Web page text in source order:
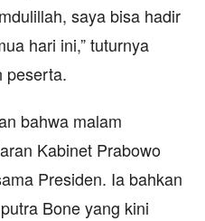
saya bisa hadir
hari ini,” tuturnya
peserta.
bahwa malam
Kabinet Prabowo
Presiden. Ia bahkan
Bone yang kini